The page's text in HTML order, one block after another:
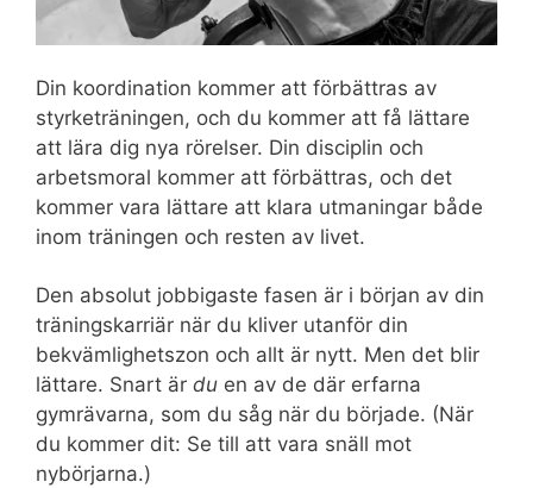
Din koordination kommer att förbättras av
styrketräningen, och du kommer att få lättare
att lära dig nya rörelser. Din disciplin och
arbetsmoral kommer att förbättras, och det
kommer vara lättare att klara utmaningar både
inom träningen och resten av livet.
Den absolut jobbigaste fasen är i början av din
träningskarriär när du kliver utanför din
bekvämlighetszon och allt är nytt. Men det blir
lättare. Snart är du en av de där erfarna
gymrävarna, som du såg när du började. (När
du kommer dit: Se till att vara snäll mot
nybörjarna.)